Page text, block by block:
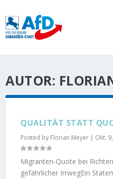
AUTOR:
QUALITÄT STATT
Posted by Florian Meyer | Okt.
Migranten-Quote bei
gefährlicher IrrwegEin